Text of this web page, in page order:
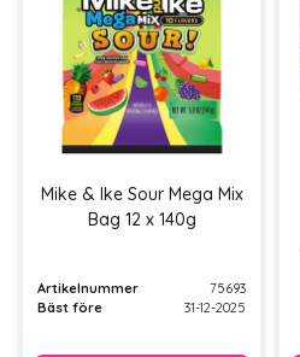
Mike & Ike Sour Mega Mix
Bag 12 x 140g
Artikelnummer
75693
Bäst före
31-12-2025